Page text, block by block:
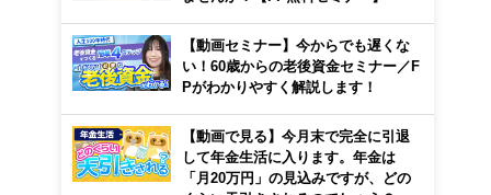
【動画セミナー】今からでも遅くな
い！60歳からの老後資金セミナー／F
Pがわかりやすく解説します！
【動画で見る】今月末で完全に引退
して年金生活に入ります。年金は
「月20万円」の見込みですが、どの